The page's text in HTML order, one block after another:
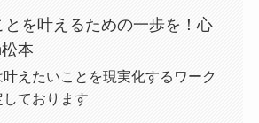
とを叶えるための一歩を！心
本
叶えたいことを現実化するワーク
しております